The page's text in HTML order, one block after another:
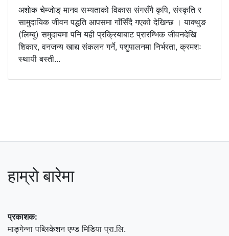
अशाेक चेम्जाेङ् मानव सभ्यताको विकास संगसँगै कृषि, संस्कृति र
सामुदायिक जीवन पद्धति आपसमा गाँसिँदै गएको देखिन्छ । याक्थुङ
(लिम्बु) समुदायमा पनि यही प्रक्रियाबाट प्रारम्भिक जीवनदेखि
शिकार, वनजन्य खाद्य संकलन गर्ने, पशुपालनमा निर्भरता, क्रमशः
स्थायी बस्ती...
हाम्रो बारेमा
प्रकाशक:
माङ्गेन्ना पब्लिकेशन एण्ड मिडिया प्रा.लि.